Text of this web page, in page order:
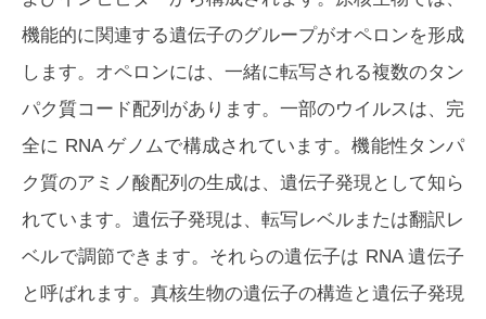
機能的に関連する遺伝子のグループがオペロンを形成
します。オペロンには、一緒に転写される複数のタン
パク質コード配列があります。一部のウイルスは、完
全に RNA ゲノムで構成されています。機能性タンパ
ク質のアミノ酸配列の生成は、遺伝子発現として知ら
れています。遺伝子発現は、転写レベルまたは翻訳レ
ベルで調節できます。それらの遺伝子は RNA 遺伝子
と呼ばれます。真核生物の遺伝子の構造と遺伝子発現